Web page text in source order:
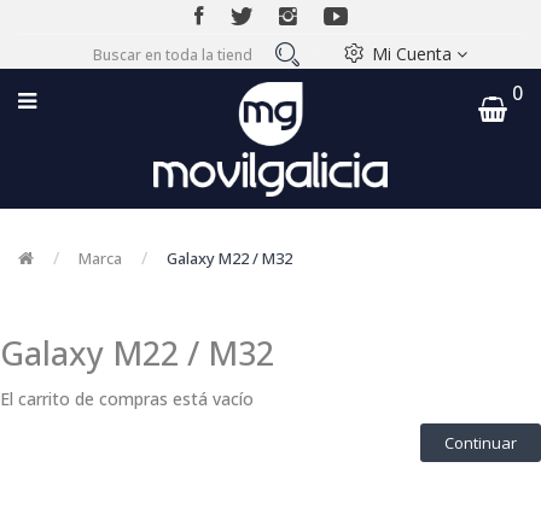
Mi Cuenta
0
Marca Galaxy M22 / M32
Galaxy M22 / M32
El carrito de compras está vacío
Continuar